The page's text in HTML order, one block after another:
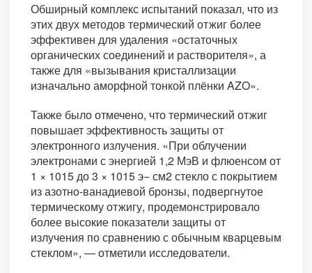
Обширный комплекс испытаний показал, что из
этих двух методов термический отжиг более
эффективен для удаления «остаточных
органических соединений и растворителя», а
также для «вызывания кристаллизации
изначально аморфной тонкой плёнки AZO».
Также было отмечено, что термический отжиг
повышает эффективность защиты от
электронного излучения. «При облучении
электронами с энергией 1,2 МэВ и флюенсом от
1 × 1015 до 3 × 1015 э− см2 стекло с покрытием
из азотно-ванадиевой бронзы, подвергнутое
термическому отжигу, продемонстрировало
более высокие показатели защиты от
излучения по сравнению с обычным кварцевым
стеклом», — отметили исследователи.